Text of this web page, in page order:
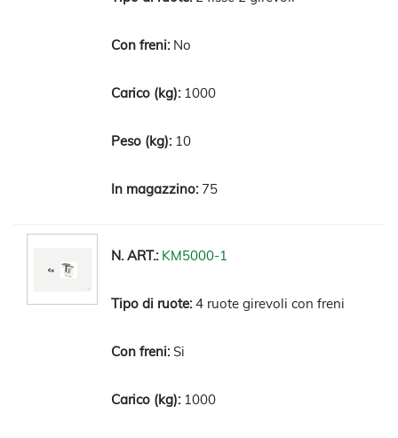
No
1000
10
75
KM5000-1
4 ruote girevoli con freni
Si
1000